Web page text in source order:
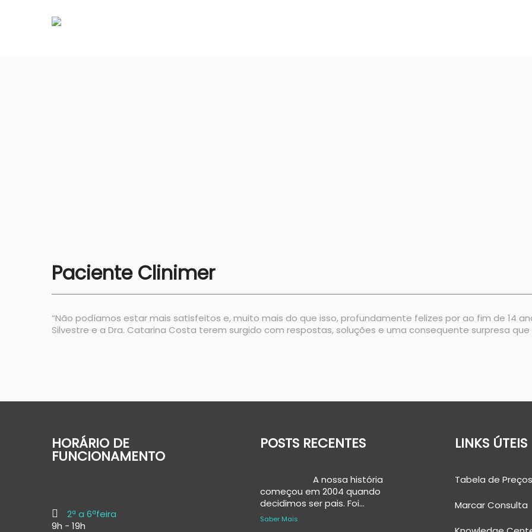
Paciente Clinimer
“Não podíamos estar mais satisfeitos e, muito mais do que isso, profundamente felizes por ao fim de 14
Silvestre e a Dra. Catarina Costa terem surgido com respostas, soluções e uma consequente surpresa
HORÁRIO DE
FUNCIONAMENTO
2ª a 6ªfeira
9h - 19h
POSTS RECENTES
A nossa história
começou em 2004 quando
decidimos ser pais. Foi…
Saber Mais
LINKS ÚTEIS
Tabela de
Marcar Consulta